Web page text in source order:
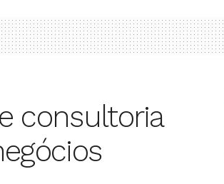
consultoria